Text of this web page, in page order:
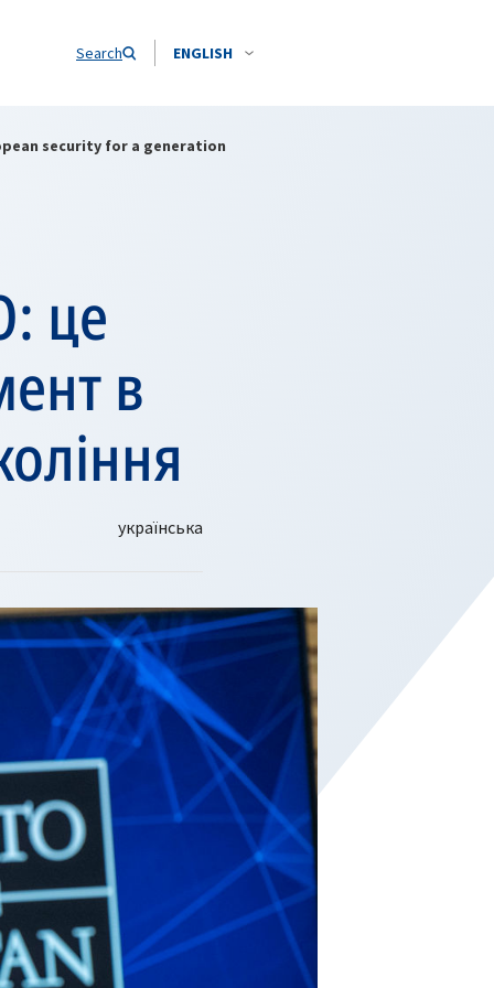
Search ENGLISH
security for a generation
це
в